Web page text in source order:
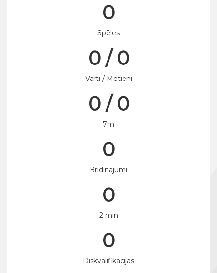
0
Spēles
0 / 0
Vārti / Metieni
0 / 0
7m
0
Brīdinājumi
0
2 min
0
Diskvalifikācijas